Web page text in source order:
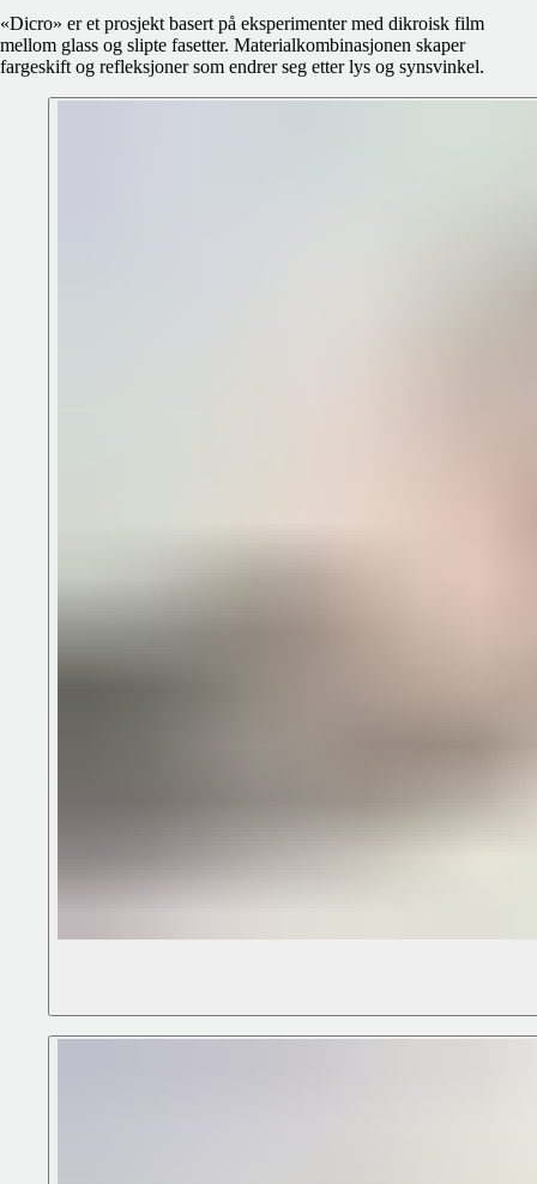
«Dicro» er et prosjekt basert på eksperimenter med dikroisk film
mellom glass og slipte fasetter. Materialkombinasjonen skaper
fargeskift og refleksjoner som endrer seg etter lys og synsvinkel.